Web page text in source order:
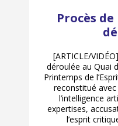
Procès de
[ARTICLE/
déroulée au Quai
Printemps de
reconstitué
l’intelligence
expertises,
l’esprit